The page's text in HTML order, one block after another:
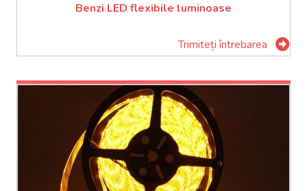
Benzi LED flexibile luminoase
Trimiteți întrebarea